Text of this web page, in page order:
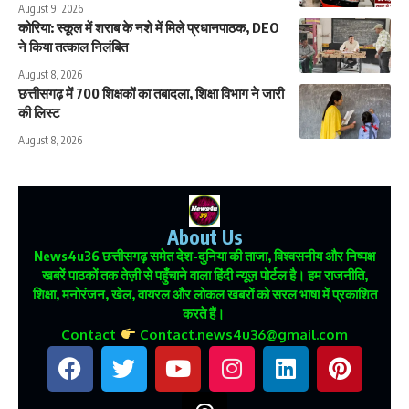
August 9, 2026
कोरिया: स्कूल में शराब के नशे में मिले प्रधानपाठक, DEO
ने किया तत्काल निलंबित
August 8, 2026
छत्तीसगढ़ में 700 शिक्षकों का तबादला, शिक्षा विभाग ने जारी
की लिस्ट
August 8, 2026
About Us
News4u36छत्तीसगढ़ समेत देश-दुनिया की ताजा, विश्वसनीय और निष्पक्ष
खबरें पाठकों तक तेज़ी से पहुँचाने वाला हिंदी न्यूज़ पोर्टल है। हम राजनीति,
शिक्षा, मनोरंजन, खेल, वायरल और लोकल खबरों को सरल भाषा में प्रकाशित
करते हैं।
Contact Contact.news4u36@gmail.com